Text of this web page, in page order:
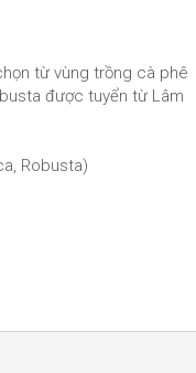
từ vùng trồng cà phê
được tuyển từ Lâm
Robusta)